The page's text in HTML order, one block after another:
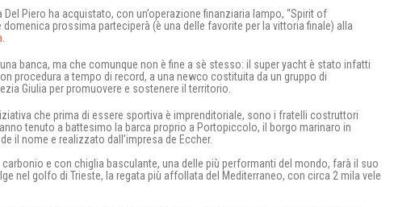
Del Piero ha acquistato, con un’operazione finanziaria lampo, “Spirit of
domenica prossima parteciperà (è una delle favorite per la vittoria finale) alla
banca, ma che comunque non è fine a sè stesso: il super yacht è stato infatti
procedura a tempo di record, a una newco costituita da un gruppo di
Giulia per promuovere e sostenere il territorio.
che prima di essere sportiva è imprenditoriale, sono i fratelli costruttori
tenuto a battesimo la barca proprio a Portopiccolo, il borgo marinaro in
il nome e realizzato dall’impresa de Eccher.
carbonio e con chiglia basculante, una delle più performanti del mondo, farà il suo
nel golfo di Trieste, la regata più affollata del Mediterraneo, con circa 2 mila vele